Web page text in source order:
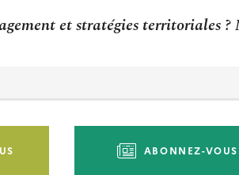
et stratégies territoriales
ABONNEZ-VOUS